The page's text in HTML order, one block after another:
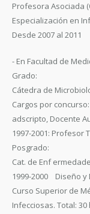
Profesora Asociada
Especialización en
Desde 2007 al 2011
- En Facultad de
Grado:
Cátedra de
Cargos por
adscripto, Docente
1997-2001: Profesor
Posgrado:
Cat. de Enf
1999-2000 Diseño y
Curso Superior de
Infecciosas. Total: 30